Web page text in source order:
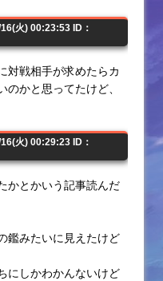
火) 00:23:53 ID：
対戦相手が求めたらカ
かと思ってたけど、
火) 00:29:23 ID：
かとかいう記事読んだ
鑑みたいに見えたけど
にしかわかんないけど